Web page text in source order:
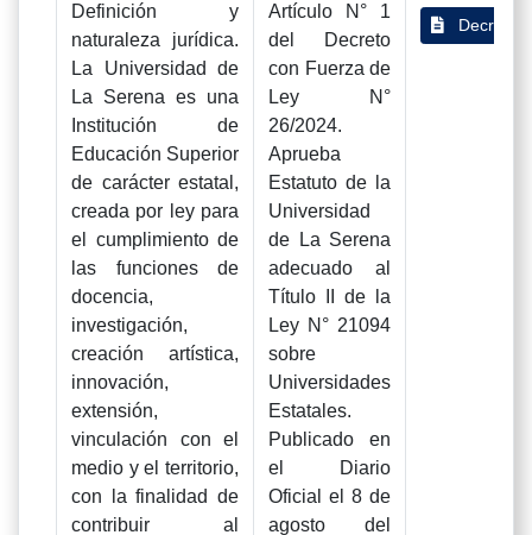
Definición y
naturaleza jurídica.
La Universidad de
La Serena es una
Institución de
Educación Superior
de carácter estatal,
creada por ley para
el cumplimiento de
las funciones de
docencia,
investigación,
creación artística,
innovación,
extensión,
vinculación con el
medio y el territorio,
con la finalidad de
contribuir al
Artículo N° 1
del Decreto
con Fuerza de
Ley N°
26/2024.
Aprueba
Estatuto de la
Universidad
de La Serena
adecuado al
Título II de la
Ley N° 21094
sobre
Universidades
Estatales.
Publicado en
el Diario
Oficial el 8 de
agosto del
Decreto